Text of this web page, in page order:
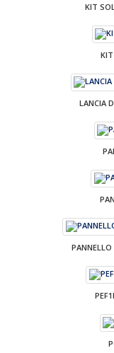
KIT
LANCIA